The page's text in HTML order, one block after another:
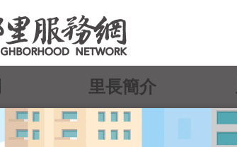
里長簡介